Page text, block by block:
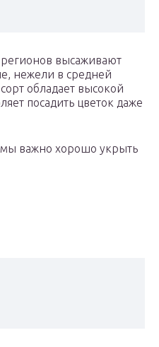
высаживают
нежели в средней
обладает высокой
посадить цветок даже
важно хорошо укрыть